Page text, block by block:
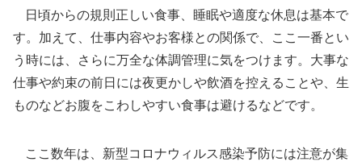
日頃からの規則正しい食事、睡眠や適度な休息は基本で
す。加えて、仕事内容やお客様との関係で、ここ一番とい
う時には、さらに万全な体調管理に気をつけます。大事な
仕事や約束の前日には夜更かしや飲酒を控えることや、生
ものなどお腹をこわしやすい食事は避けるなどです。
ここ数年は、新型コロナウィルス感染予防には注意が集